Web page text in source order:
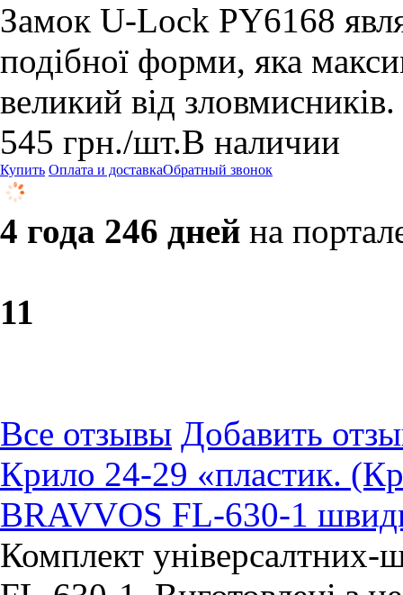
Замок U-Lock PY6168
подібної форми, яка
великий від
545 грн./шт.В наличии
Купить Оплата и доставкаОбратный звонок
4 года 246 дней на
11
Все отзывы Добавить
Крило 24-29 «пластик.
BRAVVOS FL-630-1
Комплект